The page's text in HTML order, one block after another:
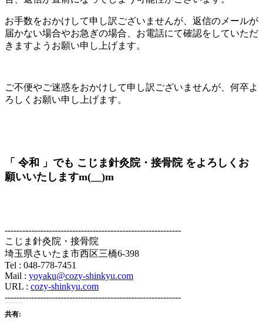
お手数をおかけして申し訳ございませんが、返信のメールが
届かない場合やお急ぎの場合、お電話にて確認をしていただ
きますようお願い申し上げます。
ご不便やご迷惑をおかけして申し訳ございませんが、何卒よ
ろしくお願い申し上げます。
「 令和 」でも こじま針灸院・接骨院 をよろしくお
願いいたしますm(__)m
------------------------------------------------------------
こじま針灸院・接骨院
埼玉県さいたま市西区三橋6-398
Tel : 048-778-7451
Mail : yoyaku@cozy-shinkyu.com
URL : cozy-shinkyu.com
------------------------------------------------------------
共有: